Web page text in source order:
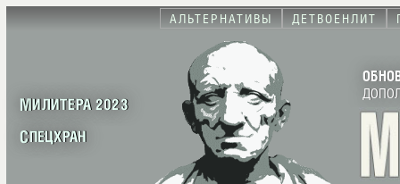
АЛЬТЕРНАТИВЫ ДЕТВОЕНЛИТ
МИЛИТЕРА 2023
СПЕЦХРАН